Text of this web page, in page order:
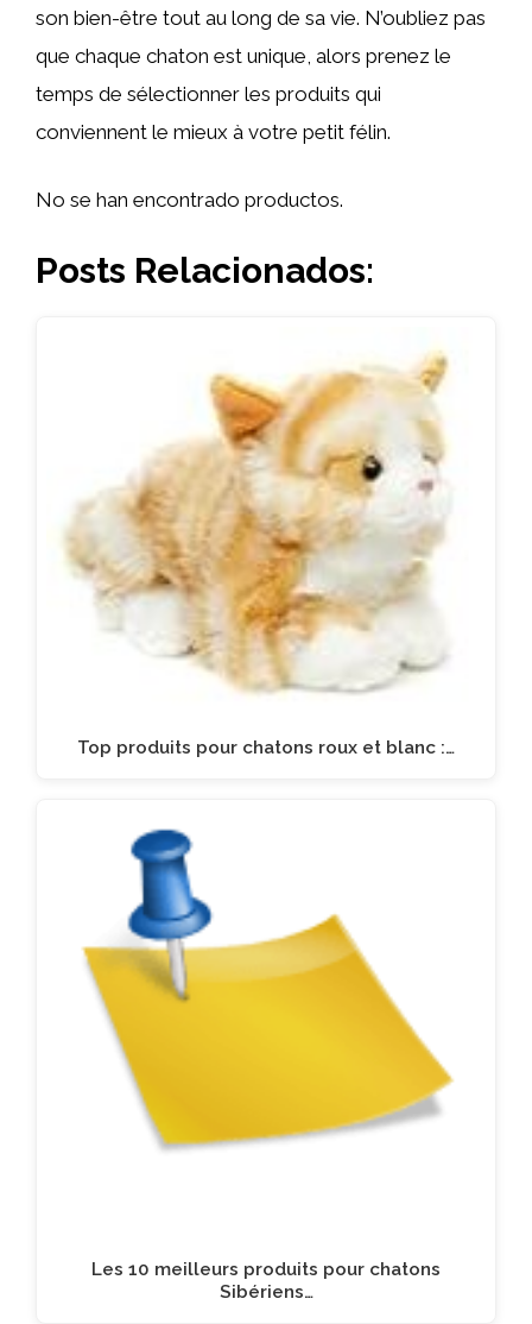
son bien-être tout au long de sa vie. N’oubliez pas
que chaque chaton est unique, alors prenez le
temps de sélectionner les produits qui
conviennent le mieux à votre petit félin.
No se han encontrado productos.
Posts Relacionados:
Top produits pour chatons roux et blanc :…
Les 10 meilleurs produits pour chatons
Sibériens…